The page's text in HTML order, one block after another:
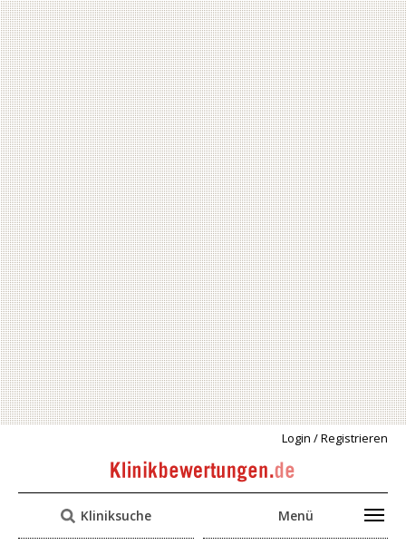
Login / Registrieren
Kliniksuche Menü